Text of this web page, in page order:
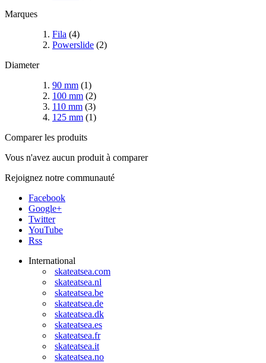
Marques
Fila (4)
Powerslide (2)
Diameter
90 mm (1)
100 mm (2)
110 mm (3)
125 mm (1)
Comparer les produits
Vous n'avez aucun produit à comparer
Rejoignez notre communauté
Facebook
Google+
Twitter
YouTube
Rss
International
skateatsea.com
skateatsea.nl
skateatsea.be
skateatsea.de
skateatsea.dk
skateatsea.es
skateatsea.fr
skateatsea.it
skateatsea.no